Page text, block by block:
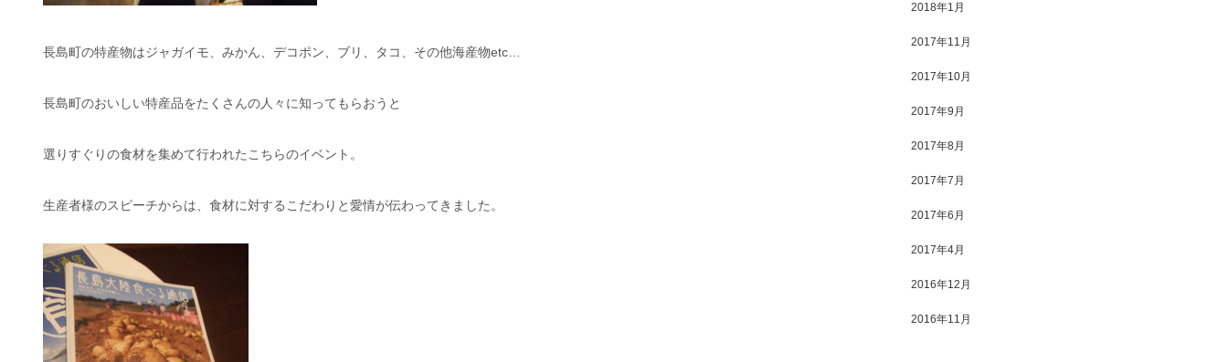
長島町の特産物はジャガイモ、みかん、デコポン、ブリ、タコ、その他海産物etc…
長島町のおいしい特産品をたくさんの人々に知ってもらおうと
選りすぐりの食材を集めて行われたこちらのイベント。
生産者様のスピーチからは、食材に対するこだわりと愛情が伝わってきました。
2018年1月
2017年11月
2017年10月
2017年9月
2017年8月
2017年7月
2017年6月
2017年4月
2016年12月
2016年11月